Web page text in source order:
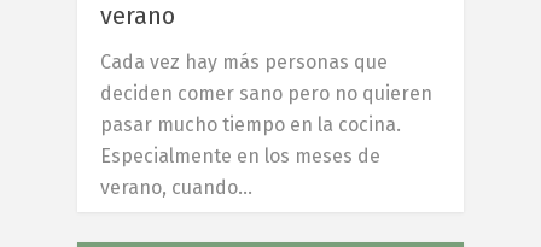
verano
Cada vez hay más personas que
deciden comer sano pero no quieren
pasar mucho tiempo en la cocina.
Especialmente en los meses de
verano, cuando…